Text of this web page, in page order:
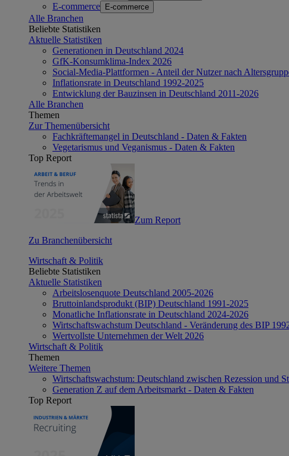
E-commerce E-commerce
Alle Branchen
Beliebte Statistiken
Aktuelle Statistiken
Generationen in Deutschland 2024
GfK-Konsumklima-Index 2026
Social-Media-Plattformen - Anteil der Nutzer nach
Inflationsrate in Deutschland 1992-2025
Entwicklung der Bauzinsen in Deutschland 2011-2026
Alle Branchen
Themen
Zur Themenübersicht
Fachkräftemangel in Deutschland - Daten & Fakten
Vegetarismus und Veganismus - Daten & Fakten
Top Report
Zum Report
Zu Branchenübersicht
Wirtschaft & Politik
Beliebte Statistiken
Aktuelle Statistiken
Arbeitslosenquote Deutschland 2005-2026
Bruttoinlandsprodukt (BIP) Deutschland 1991-2025
Monatliche Inflationsrate in Deutschland 2024-2026
Wirtschaftswachstum Deutschland - Veränderung des BIP
Wertvollste Unternehmen der Welt 2026
Wirtschaft & Politik
Themen
Weitere Themen
Wirtschaftswachstum: Deutschland zwischen Rezession und
Generation Z auf dem Arbeitsmarkt - Daten & Fakten
Top Report